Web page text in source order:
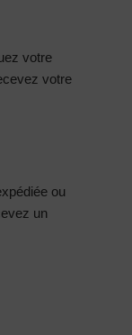
votre
votre
ou
un